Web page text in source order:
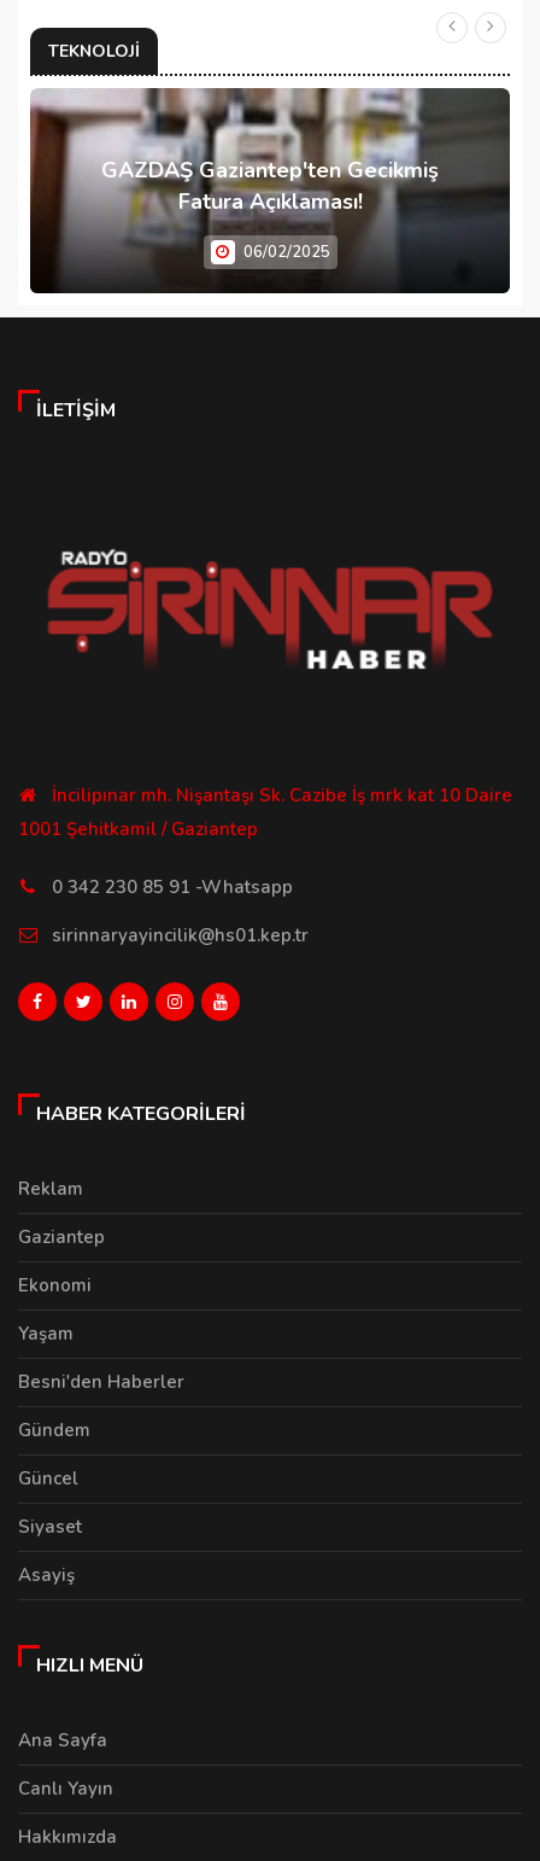
TEKNOLOJI
GAZDAŞ Gaziantep'ten Gecikmiş
Fatura Açıklaması!
06/02/2025
İLETIŞIM
İncilipınar mh. Nişantaşı Sk. Cazibe İş mrk kat 10 Daire
1001 Şehitkamil / Gaziantep
0 342 230 85 91 -Whatsapp
sirinnaryayincilik@hs01.kep.tr
HABER KATEGORILERI
Reklam
Gaziantep
Ekonomi
Yaşam
Besni'den Haberler
Gündem
Güncel
Siyaset
Asayiş
HIZLI MENÜ
Ana Sayfa
Canlı Yayın
Hakkımızda